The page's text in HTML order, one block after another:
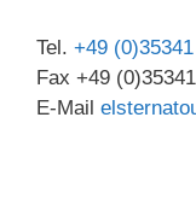
Tel. +49
Fax +49
E-Mail